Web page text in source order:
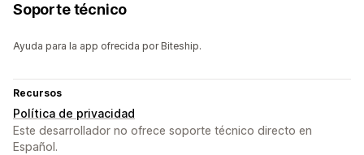
Soporte técnico
Ayuda para la app ofrecida por Biteship.
Recursos
Política de privacidad
Este desarrollador no ofrece soporte técnico directo en
Español.